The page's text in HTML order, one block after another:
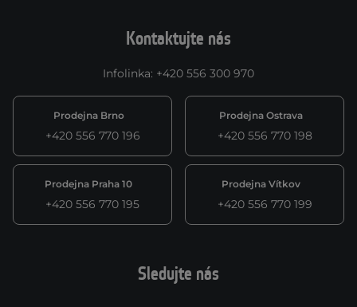
Kontaktujte nás
Infolinka: +420 556 300 970
Prodejna Brno
+420 556 770 196
Prodejna Ostrava
+420 556 770 198
Prodejna Praha 10
+420 556 770 195
Prodejna Vítkov
+420 556 770 199
Sledujte nás